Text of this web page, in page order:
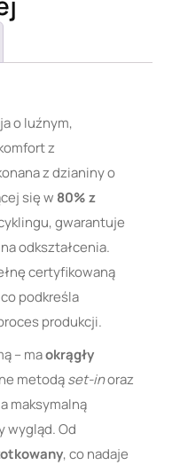
o luźnym,
z
z dzianiny o
się w 80% z
gwarantuje
odkształcenia.
certyfikowaną
podkreśla
produkcji.
– maokrągły
metodąset-inoraz
maksymalną
wygląd. Od
, co nadaje